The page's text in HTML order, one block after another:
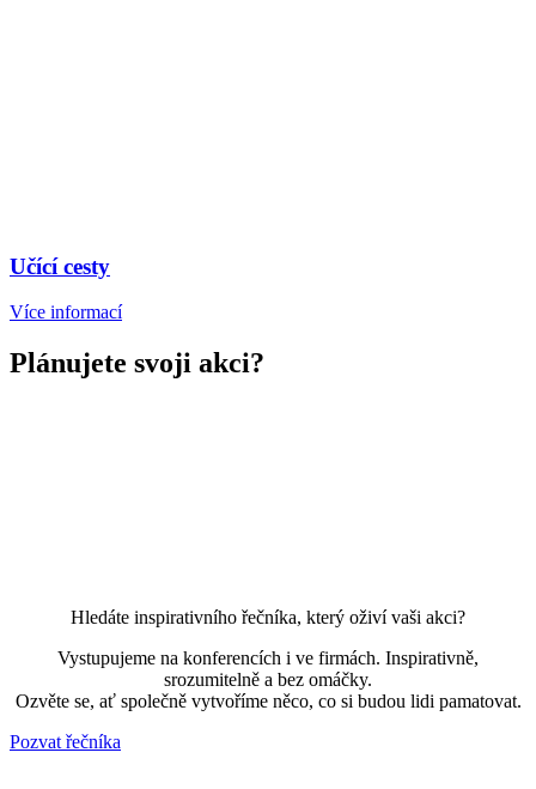
Učící cesty
Více informací
Plánujete svoji akci?
Hledáte inspirativního řečníka, který oživí vaši akci?
Vystupujeme na konferencích i ve firmách. Inspirativně,
srozumitelně a bez omáčky.
Ozvěte se, ať společně vytvoříme něco, co si budou lidi pamatovat.
Pozvat řečníka